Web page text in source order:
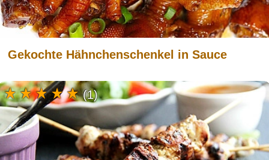
Gekochte Hähnchenschenkel in Sauce
(1)